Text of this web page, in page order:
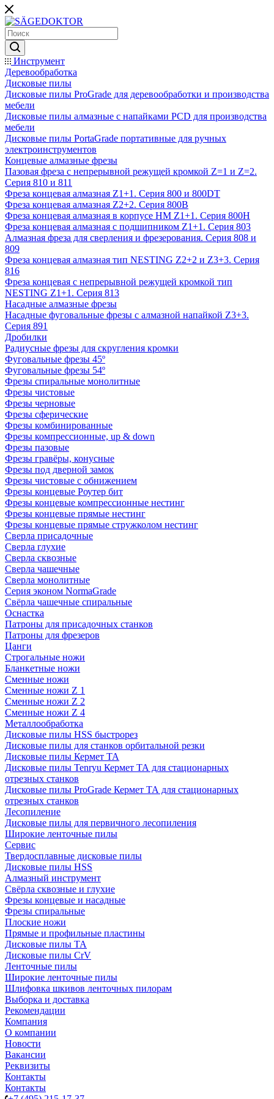
Инструмент
Деревообработка
Дисковые пилы
Дисковые пилы ProGrade для деревообработки и производства
мебели
Дисковые пилы алмазные с напайками PCD для производства
мебели
Дисковые пилы PortaGrade портативные для ручных
электроинструментов
Концевые алмазные фрезы
Пазовая фреза с непрерывной режущей кромкой Z=1 и Z=2.
Серия 810 и 811
Фреза концевая алмазная Z1+1. Серия 800 и 800DT
Фреза концевая алмазная Z2+2. Серия 800B
Фреза концевая алмазная в корпусе НМ Z1+1. Серия 800H
Фреза концевая алмазная с подшипником Z1+1. Серия 803
Алмазная фреза для сверления и фрезерования. Серия 808 и
809
Фреза концевая алмазная тип NESTING Z2+2 и Z3+3. Серия
816
Фреза концевая с непрерывной режущей кромкой тип
NESTING Z1+1. Серия 813
Насадные алмазные фрезы
Насадные фуговальные фрезы с алмазной напайкой Z3+3.
Серия 891
Дробилки
Радиусные фрезы для скругления кромки
Фуговальные фрезы 45º
Фуговальные фрезы 54º
Фрезы спиральные монолитные
Фрезы чистовые
Фрезы черновые
Фрезы сферические
Фрезы комбинированные
Фрезы компрессионные, up & down
Фрезы пазовые
Фрезы гравёры, конусные
Фрезы под дверной замок
Фрезы чистовые с обнижением
Фрезы концевые Роутер бит
Фрезы концевые компрессионные нестинг
Фрезы концевые прямые нестинг
Фрезы концевые прямые стружколом нестинг
Сверла присадочные
Сверла глухие
Сверла сквозные
Сверла чашечные
Сверла монолитные
Серия эконом NormaGrade
Свёрла чашечные спиральные
Оснастка
Патроны для присадочных станков
Патроны для фрезеров
Цанги
Строгальные ножи
Бланкетные ножи
Сменные ножи
Сменные ножи Z 1
Сменные ножи Z 2
Сменные ножи Z 4
Металлообработка
Дисковые пилы HSS быстрорез
Дисковые пилы для станков орбитальной резки
Дисковые пилы Кермет ТА
Дисковые пилы Tenryu Кермет ТА для стационарных
отрезных станков
Дисковые пилы ProGrade Кермет ТА для стационарных
отрезных станков
Лесопиление
Дисковые пилы для первичного лесопиления
Широкие ленточные пилы
Сервис
Твердосплавные дисковые пилы
Дисковые пилы HSS
Алмазный инструмент
Свёрла сквозные и глухие
Фрезы концевые и насадные
Фрезы спиральные
Плоские ножи
Прямые и профильные пластины
Дисковые пилы TA
Дисковые пилы CrV
Ленточные пилы
Широкие ленточные пилы
Шлифовка шкивов ленточных пилорам
Выборка и доставка
Рекомендации
Компания
О компании
Новости
Вакансии
Реквизиты
Контакты
Контакты